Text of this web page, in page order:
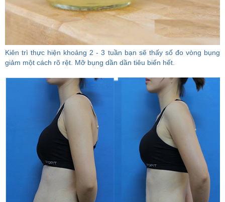
Kiên trì thực hiện khoảng 2 - 3 tuần bạn sẽ thấy số đo vòng bụng
giảm một cách rõ rệt. Mỡ bụng dần dần tiêu biến hết.